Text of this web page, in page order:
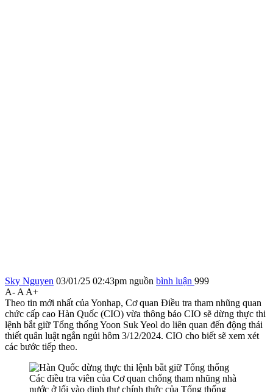
Sky Nguyen 03/01/25 02:43pm nguồn bình luận 999
A- A A+
Theo tin mới nhất của Yonhap, Cơ quan Điều tra tham nhũng quan
chức cấp cao Hàn Quốc (CIO) vừa thông báo CIO sẽ dừng thực thi
lệnh bắt giữ Tổng thống Yoon Suk Yeol do liên quan đến động thái
thiết quân luật ngắn ngủi hôm 3/12/2024. CIO cho biết sẽ xem xét
các bước tiếp theo.
Các điều tra viên của Cơ quan chống tham nhũng nhà
nước ở lối vào dinh thự chính thức của Tổng thống